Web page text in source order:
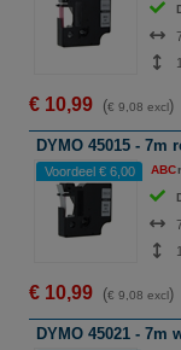
€ 10,99 (€ 9,08 excl)
DYMO 45015 -
Voordeel € 6,00 ABC
€ 10,99 (€ 9,08 excl)
DYMO 45021 -